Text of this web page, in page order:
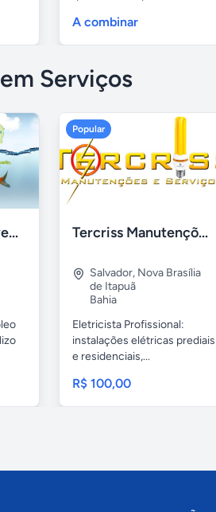
A combinar
Serviços
Reciclagem oleo vegetal
Popular
Tercriss Manutenções e Serviços
Salvador, Nova Brasília
de Itapuã
Bahia
Eletricista Profissional:
instalações elétricas prediais
e residenciais,...
R$ 100,00